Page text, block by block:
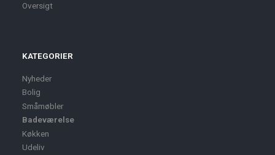
Oversigt
KATEGORIER
Nyheder
Bolig
Småmøbler
Badeværelse
Køkken
Udeliv